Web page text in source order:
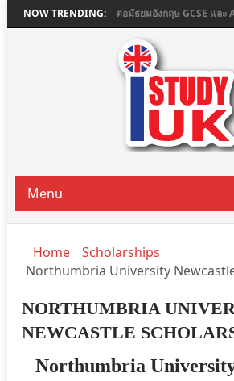
NOW TRENDING:
เรียนต่อมัธยมอังกฤษ GCSE และ A LEVEL
Menu
Home
Scholarships
Northumbria University
NORTHUMBRIA
NEWCASTLE
Northumbria